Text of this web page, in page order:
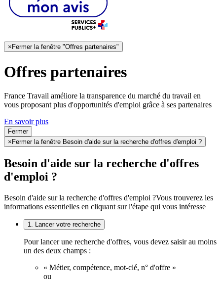
× Fermer la fenêtre "Offres partenaires"
Offres partenaires
France Travail améliore la transparence du marché du travail en
vous proposant plus d'opportunités d'emploi grâce à ses partenaires
En savoir plus
Fermer
× Fermer la fenêtre Besoin d'aide sur la recherche d'offres d'emploi ?
Besoin d'aide sur la recherche d'offres
d'emploi ?
Besoin d'aide sur la recherche d'offres d'emploi ?Vous trouverez les
informations essentielles en cliquant sur l'étape qui vous intéresse
1. Lancer votre recherche
Pour lancer une recherche d'offres, vous devez saisir au moins
un des deux champs :
« Métier, compétence, mot-clé, n° d'offre »
ou